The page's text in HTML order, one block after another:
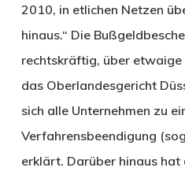
2010, in etlichen Netzen
hinaus.“ Die
rechtskräftig, über etwaige
das Oberlandesgericht
sich alle Unternehmen zu
Verfahrensbeendigung
erklärt. Darüber hinaus